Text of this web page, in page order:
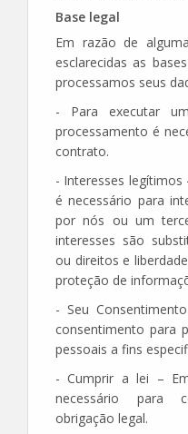
Base legal
Em razão de
esclarecidas as
processamos seus
- Para executar
processamento é
contrato.
- Interesses
é necessário para
por nós ou um
interesses são
ou direitos e
proteção de
- Seu
consentimento para
pessoais a fins
- Cumprir a lei –
necessário para
obrigação legal.